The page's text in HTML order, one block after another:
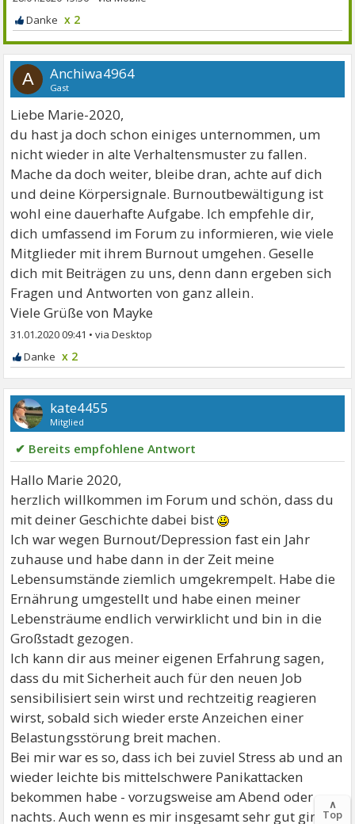
x 2
A Anchiwa4964
Gast
Liebe Marie-2020,
du hast ja doch schon einiges unternommen, um
nicht wieder in alte Verhaltensmuster zu fallen.
Mache da doch weiter, bleibe dran, achte auf dich
und deine Körpersignale. Burnoutbewältigung ist
wohl eine dauerhafte Aufgabe. Ich empfehle dir,
dich umfassend im Forum zu informieren, wie viele
Mitglieder mit ihrem Burnout umgehen. Geselle
dich mit Beiträgen zu uns, denn dann ergeben sich
Fragen und Antworten von ganz allein.
Viele Grüße von Mayke
31.01.2020 09:41 •
x 2
kate4455
Mitglied
✔ Bereits empfohlene Antwort
Hallo Marie 2020,
herzlich willkommen im Forum und schön, dass du
mit deiner Geschichte dabei bist
Ich war wegen Burnout/Depression fast ein Jahr
zuhause und habe dann in der Zeit meine
Lebensumstände ziemlich umgekrempelt. Habe die
Ernährung umgestellt und habe einen meiner
Lebensträume endlich verwirklicht und bin in die
Großstadt gezogen.
Ich kann dir aus meiner eigenen Erfahrung sagen,
dass du mit Sicherheit auch für den neuen Job
sensibilisiert sein wirst und rechtzeitig reagieren
wirst, sobald sich wieder erste Anzeichen einer
Belastungsstörung breit machen.
Bei mir war es so, dass ich bei zuviel Stress ab und an
wieder leichte bis mittelschwere Panikattacken
bekommen habe - vorzugsweise am Abend oder
nachts. Auch wenn es mir insgesamt sehr gut ging
∧
Top